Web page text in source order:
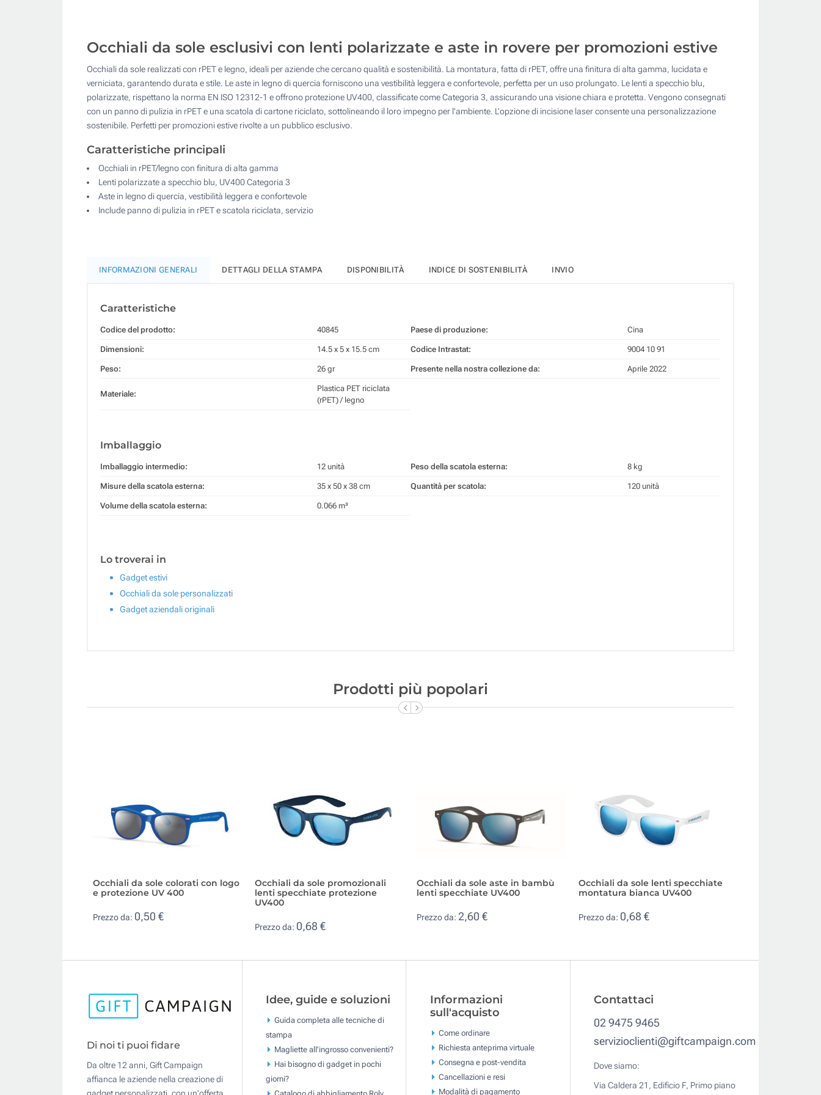
Senza stampa
Quantità desiderata :
Aggiorna
Occhiali da sole esclusivi con lenti polarizzate e aste in rovere per promozioni estive
Occhiali da sole realizzati con rPET e legno, ideali per aziende che cercano qualità e sostenibilità. La montatura, fatta di rPET, offre una finitura di alta gamma, lucidata e
verniciata, garantendo durata e stile. Le aste in legno di quercia forniscono una vestibilità leggera e confortevole, perfetta per un uso prolungato. Le lenti a specchio blu,
polarizzate, rispettano la norma EN ISO 12312-1 e offrono protezione UV400, classificate come Categoria 3, assicurando una visione chiara e protetta. Vengono consegnati
con un panno di pulizia in rPET e una scatola di cartone riciclato, sottolineando il loro impegno per l'ambiente. L'opzione di incisione laser consente una personalizzazione
sostenibile. Perfetti per promozioni estive rivolte a un pubblico esclusivo.
Caratteristiche principali
Occhiali in rPET/legno con finitura di alta gamma
Lenti polarizzate a specchio blu, UV400 Categoria 3
Aste in legno di quercia, vestibilità leggera e confortevole
Include panno di pulizia in rPET e scatola riciclata, servizio
INFORMAZIONI GENERALI DETTAGLI DELLA STAMPA DISPONIBILITÀ INDICE DI SOSTENIBILITÀ INVIO
Caratteristiche
Codice del prodotto: 40845
Dimensioni: 14.5 x 5 x 15.5 cm
Peso: 26 gr
Materiale:
Plastica PET riciclata
(rPET) / legno
Paese di produzione: Cina
Codice Intrastat: 9004 10 91
Presente nella nostra collezione da: Aprile 2022
Imballaggio
Imballaggio intermedio: 12 unità
Misure della scatola esterna: 35 x 50 x 38 cm
Volume della scatola esterna: 0.066 m³
Peso della scatola esterna: 8 kg
Quantità per scatola: 120 unità
Lo troverai in
Gadget estivi
Occhiali da sole personalizzati
Gadget aziendali originali
Prodotti più popolari
Occhiali da sole colorati con logo
e protezione UV 400
Prezzo da: 0,50 €
Occhiali da sole promozionali
lenti specchiate protezione
UV400
Prezzo da: 0,68 €
Occhiali da sole aste in bambù
lenti specchiate UV400
Prezzo da: 2,60 €
Occhiali da sole lenti specchiate
montatura bianca UV400
Prezzo da: 0,68 €
Di noi ti puoi fidare
Da oltre 12 anni, Gift Campaign
affianca le aziende nella creazione di
Idee, guide e soluzioni
Guida completa alle tecniche di
stampa
Magliette all'ingrosso convenienti?
Hai bisogno di gadget in pochi
giorni?
Catalogo di abbigliamento Roly
Informazioni
sull'acquisto
Come ordinare
Richiesta anteprima virtuale
Consegna e post-vendita
Cancellazioni e resi
Modalità di pagamento
Contattaci
02 9475 9465
servizioclienti@giftcampaign.com
Dove siamo:
Via Caldera 21, Edificio F, Primo piano